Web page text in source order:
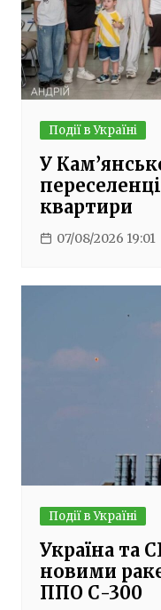
Події в Україні
У
квартири
07/08/2026 19:01
Події в Україні
Україна та
новими
ППО С-300